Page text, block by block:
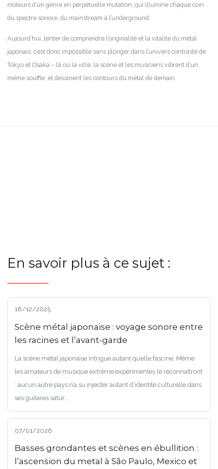
moteurs d’un genre en perpétuelle mutation, qui illumine chaque coin
du spectre sonore, du mainstream à l’underground.
Aujourd’hui, tenter de comprendre l’originalité et la vitalité du metal
japonais, c’est donc impossible sans plonger dans l’univers contrasté de
Tokyo et Osaka – là où la ville, la scène et les musiciens vibrent d’un
même souffle, et dessinent les contours du métal de demain.
En savoir plus à ce sujet :
16/12/2025
Scène métal japonaise : voyage sonore entre
les racines et l’avant-garde
La scène métal japonaise intrigue autant qu’elle fascine. Même
les amateurs de musique extrême expérimentés le reconnaîtront
: aucun autre pays n’a su injecter autant d’identité culturelle dans
ses guitares satur...
07/01/2026
Basses grondantes et scènes en ébullition :
l’ascension du metal à São Paulo, Mexico et